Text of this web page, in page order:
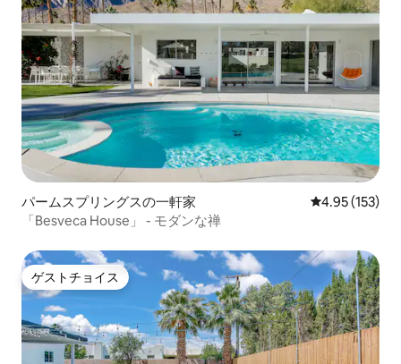
パームスプリングスの一軒家 レビュー153
4.95 (153)
「Besveca House」 - モダンな禅
ゲストチョイス
ゲストチョイス